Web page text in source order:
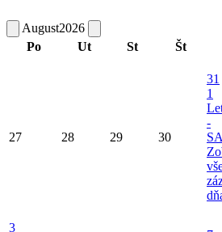
August2026
Po
Ut St Št
27 28 29 30
31
1
-
3